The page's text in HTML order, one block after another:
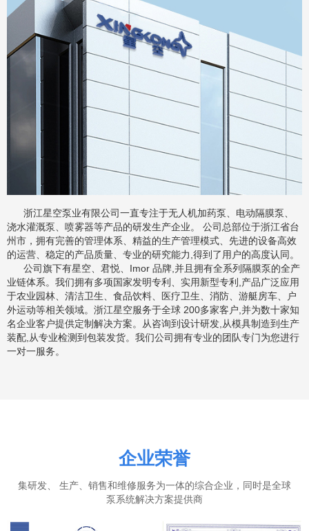
浙江星空泵业有限公司一直专注于无人机加药泵、电动隔膜泵、
浇水灌溉泵、喷雾器等产品的研发生产企业。 公司总部位于浙江省台
州市，拥有完善的管理体系、精益的生产管理模式、先进的设备高效
的运营、稳定的产品质量、专业的研究能力,得到了用户的高度认同。
公司旗下有星空、君悦、Imor 品牌,并且拥有全系列隔膜泵的全产
业链体系。我们拥有多项国家发明专利、实用新型专利,产品广泛应用
于农业园林、清洁卫生、食品饮料、医疗卫生、消防、游艇房车、户
外运动等相关领域。浙江星空服务于全球 200多家客户,并为数十家知
名企业客户提供定制解决方案。从咨询到设计研发,从模具制造到生产
装配,从专业检测到包装发货。我们公司拥有专业的团队专门为您进行
一对一服务。
企业荣誉
集研发、 生产、销售和维修服务为一体的综合企业，同时是全球
泵系统解决方案提供商